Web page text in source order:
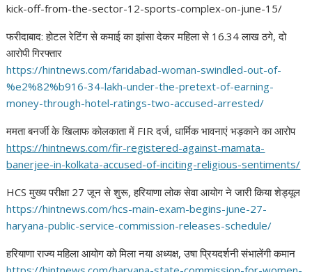
kick-off-from-the-sector-12-sports-complex-on-june-15/
फरीदाबाद: होटल रेटिंग से कमाई का झांसा देकर महिला से 16.34 लाख ठगे, दो
आरोपी गिरफ्तार
https://hintnews.com/faridabad-woman-swindled-out-of-
%e2%82%b916-34-lakh-under-the-pretext-of-earning-
money-through-hotel-ratings-two-accused-arrested/
ममता बनर्जी के खिलाफ कोलकाता में FIR दर्ज, धार्मिक भावनाएं भड़काने का आरोप
https://hintnews.com/fir-registered-against-mamata-
banerjee-in-kolkata-accused-of-inciting-religious-sentiments/
HCS मुख्य परीक्षा 27 जून से शुरू, हरियाणा लोक सेवा आयोग ने जारी किया शेड्यूल
https://hintnews.com/hcs-main-exam-begins-june-27-
haryana-public-service-commission-releases-schedule/
हरियाणा राज्य महिला आयोग को मिला नया अध्यक्ष, उषा प्रियदर्शनी संभालेंगी कमान